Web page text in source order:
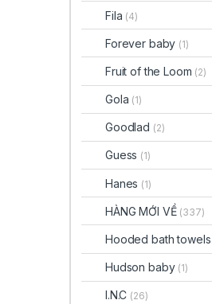
Fila (4)
Forever baby (1)
Fruit of the Loom (2)
Gola (1)
Goodlad (2)
Guess (1)
Hanes (1)
HÀNG MỚI VỀ (337)
Hooded bath towels
Hudson baby (1)
I.N.C (26)